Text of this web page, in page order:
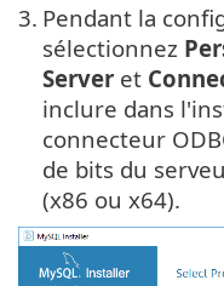
3. Pendant la
sélectionnez
Server et
inclure dans
connecteur
de bits du
(x86 ou x64).